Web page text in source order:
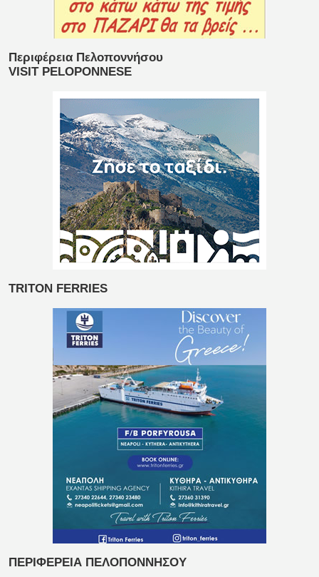
Περιφέρεια Πελοποννήσου
VISIT PELOPONNESE
TRITON FERRIES
ΠΕΡΙΦΕΡΕΙΑ ΠΕΛΟΠΟΝΝΗΣΟΥ